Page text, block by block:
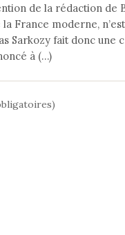
de la rédaction de
France moderne,
Sarkozy fait donc une
à (…)